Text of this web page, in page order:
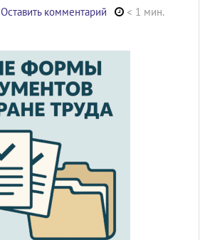
Оставить комментарий
< 1 мин.